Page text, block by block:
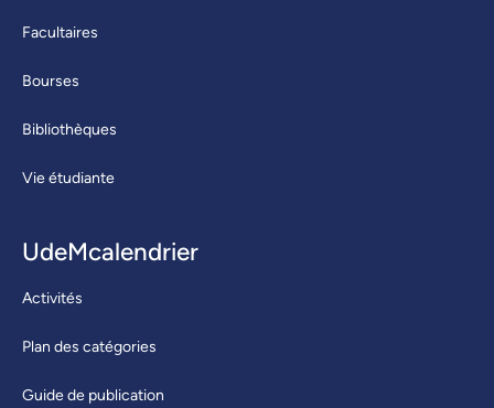
Facultaires
Bourses
Bibliothèques
Vie étudiante
UdeMcalendrier
Activités
Plan des catégories
Guide de publication